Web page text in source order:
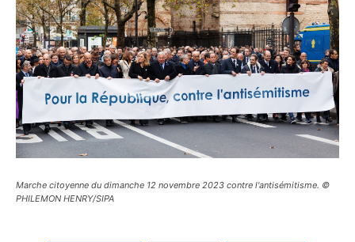
Marche citoyenne du dimanche 12 novembre 2023 contre l'antisémitisme. ©
PHILEMON HENRY/SIPA